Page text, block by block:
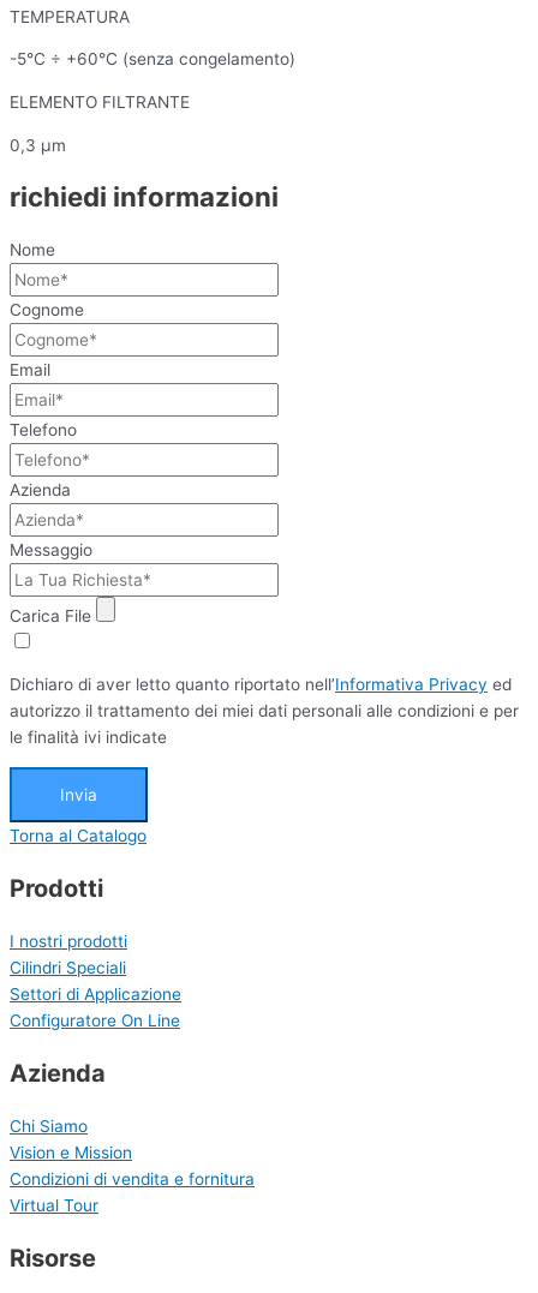
TEMPERATURA
-5°C ÷ +60°C (senza congelamento)
ELEMENTO FILTRANTE
0,3 μm
richiedi informazioni
Nome
Cognome
Email
Telefono
Azienda
Messaggio
Carica File
Dichiaro di aver letto quanto riportato nell’Informativa Privacy ed
autorizzo il trattamento dei miei dati personali alle condizioni e per
le finalità ivi indicate
Invia
Torna al Catalogo
Prodotti
I nostri prodotti
Cilindri Speciali
Settori di Applicazione
Configuratore On Line
Azienda
Chi Siamo
Vision e Mission
Condizioni di vendita e fornitura
Virtual Tour
Risorse